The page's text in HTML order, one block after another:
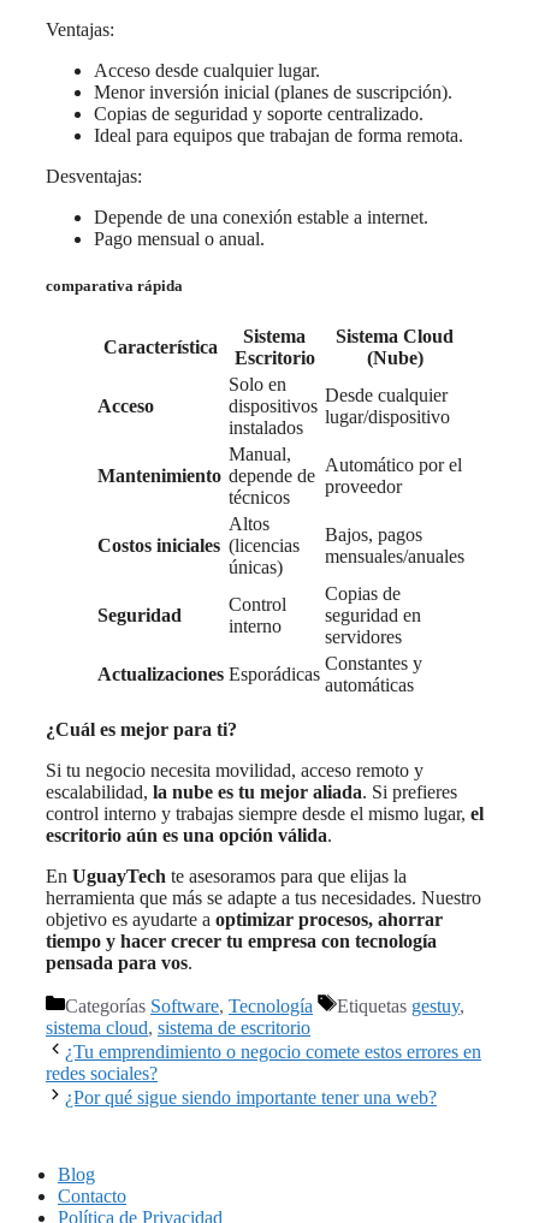
Ventajas:
Acceso desde cualquier lugar.
Menor inversión inicial (planes de suscripción).
Copias de seguridad y soporte centralizado.
Ideal para equipos que trabajan de forma remota.
Desventajas:
Depende de una conexión estable a internet.
Pago mensual o anual.
comparativa rápida
Característica
Sistema
Escritorio
Sistema Cloud
(Nube)
Acceso
Solo en
dispositivos
instalados
Desde cualquier
lugar/dispositivo
Mantenimiento
Manual,
depende de
técnicos
Automático por el
proveedor
Costos iniciales
Altos
(licencias
únicas)
Bajos, pagos
mensuales/anuales
Seguridad
Control
interno
Copias de
seguridad en
servidores
Actualizaciones Esporádicas
Constantes y
automáticas
¿Cuál es mejor para ti?
Si tu negocio necesita movilidad, acceso remoto y
escalabilidad, la nube es tu mejor aliada. Si prefieres
control interno y trabajas siempre desde el mismo lugar, el
escritorio aún es una opción válida.
En UguayTech te asesoramos para que elijas la
herramienta que más se adapte a tus necesidades. Nuestro
objetivo es ayudarte a optimizar procesos, ahorrar
tiempo y hacer crecer tu empresa con tecnología
pensada para vos.
Categorías Software, Tecnología Etiquetas gestuy,
sistema cloud, sistema de escritorio
¿Tu emprendimiento o negocio comete estos errores en
redes sociales?
¿Por qué sigue siendo importante tener una web?
Blog
Contacto
Política de Privacidad